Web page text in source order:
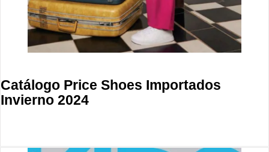
Catálogo Price Shoes Importados
Invierno 2024